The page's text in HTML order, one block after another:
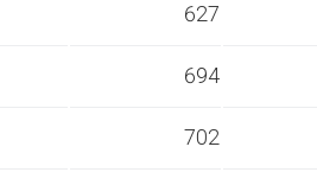
627
694
702